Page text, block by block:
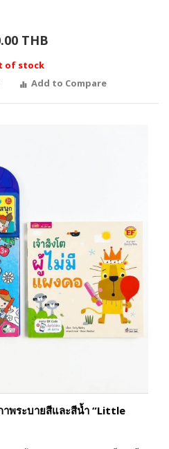
THB
of stock
Add to Compare
พระบายสีและสีน้ำ “Little